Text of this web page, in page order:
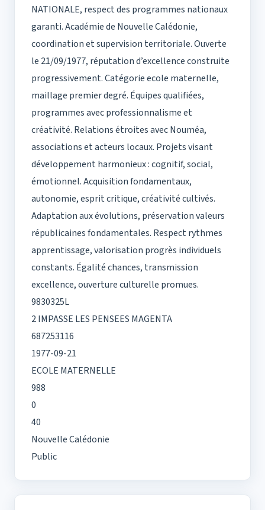
NATIONALE, respect des programmes nationaux
garanti. Académie de Nouvelle Calédonie,
coordination et supervision territoriale. Ouverte
le 21/09/1977, réputation d’excellence construite
progressivement. Catégorie ecole maternelle,
maillage premier degré. Équipes qualifiées,
programmes avec professionnalisme et
créativité. Relations étroites avec Nouméa,
associations et acteurs locaux. Projets visant
développement harmonieux : cognitif, social,
émotionnel. Acquisition fondamentaux,
autonomie, esprit critique, créativité cultivés.
Adaptation aux évolutions, préservation valeurs
républicaines fondamentales. Respect rythmes
apprentissage, valorisation progrès individuels
constants. Égalité chances, transmission
excellence, ouverture culturelle promues.
9830325L
2 IMPASSE LES PENSEES MAGENTA
687253116
1977-09-21
ECOLE MATERNELLE
988
0
40
Nouvelle Calédonie
Public